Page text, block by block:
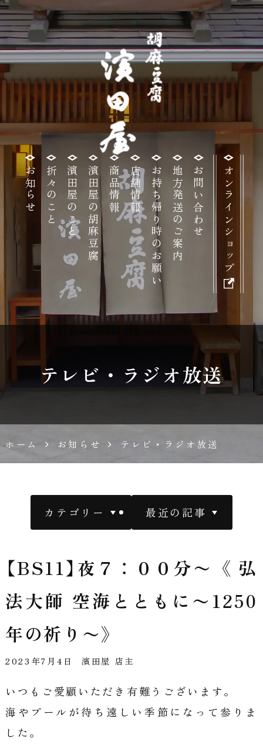
高
野
山
胡
麻
腐
濱
田
屋
公
式
サ
お知らせ 折々のこと濱田屋のこと濱田屋の胡麻豆腐商品情報店舗情報お持ち帰り時のお願い地方発送のご案内お問い合わせ オンラインショップ
テレビ・ラジオ放送
ホーム お知らせ テレビ・ラジオ放送
カテゴリー 最近の記事
【BS11】夜７：００分〜 《 弘
法大師 空海とともに〜1250
年の祈り〜》
2023年7月4日 濱田屋 店主
いつもご愛顧いただき有難うございます。
海やプールが待ち遠しい季節になって参りま
した。